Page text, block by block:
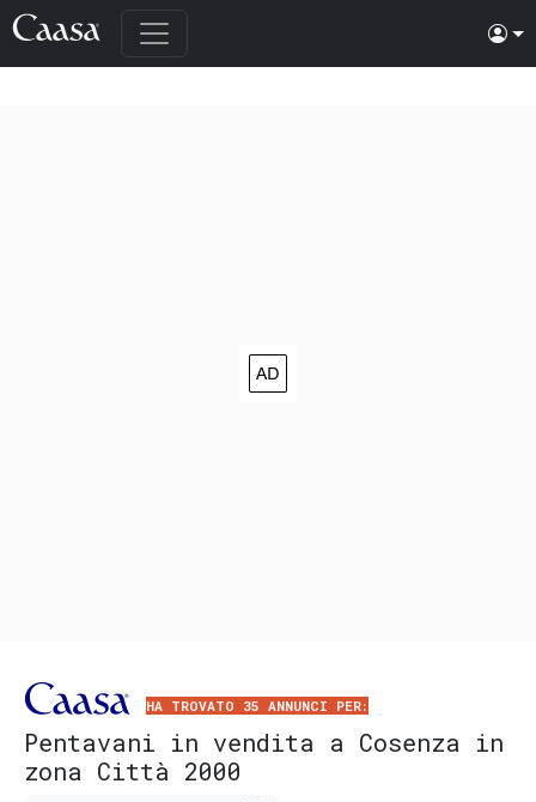
HA TROVATO 35 ANNUNCI PER:
Pentavani in vendita a Cosenza in
zona Città 2000